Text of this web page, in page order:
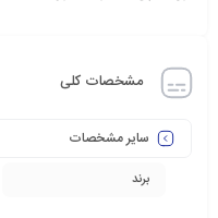
مشخصات کلی
سایر مشخصات
برند